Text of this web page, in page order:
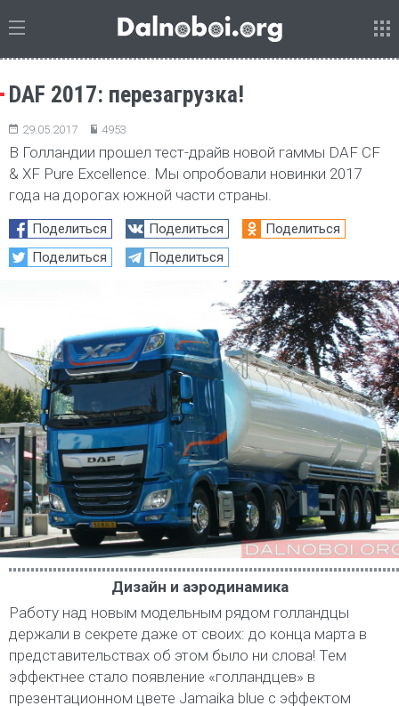
DAF 2017: перезагрузка!
29.05.2017 4953
В Голландии прошел тест-драйв новой гаммы DAF CF
& XF Pure Excellence. Мы опробовали новинки 2017
года на дорогах южной части страны.
Поделиться Поделиться
Поделиться
Поделиться
Поделиться
Дизайн и аэродинамика
Работу над новым модельным рядом голландцы
держали в секрете даже от своих: до конца марта в
представительствах об этом было ни слова! Тем
эффектнее стало появление «голландцев» в
презентационном цвете Jamaika blue с эффектом